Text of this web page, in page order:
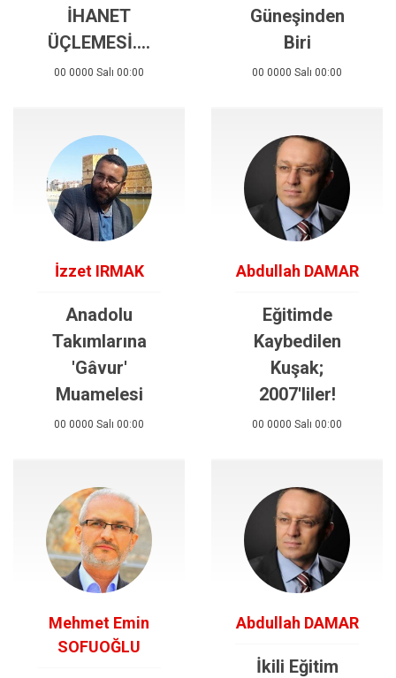
İHANET
ÜÇLEMESİ….
00 0000 Salı 00:00
Güneşinden
Biri
00 0000 Salı 00:00
İzzet IRMAK
Anadolu
Takımlarına
'Gâvur'
Muamelesi
00 0000 Salı 00:00
Abdullah DAMAR
Eğitimde
Kaybedilen
Kuşak;
2007'liler!
00 0000 Salı 00:00
Mehmet Emin
SOFUOĞLU
Abdullah DAMAR
İkili Eğitim